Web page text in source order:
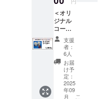
す。
※CAMP
FIREの
メッ
セージ
機能よ
り御礼
メッ
セージ
をお送
りいた
デザイ
ンで
す！ ※
画像は
イメー
ジとな
り、お
届け時
のデザ
インと
異なる
場合が
＜オリ
ジナル
コース
ター2枚
セット
＞ 「復
興祈願
花火
フェ
ニック
ス」画
支援
者：
6人
お届
け予
定：
2025
年09
月
こ